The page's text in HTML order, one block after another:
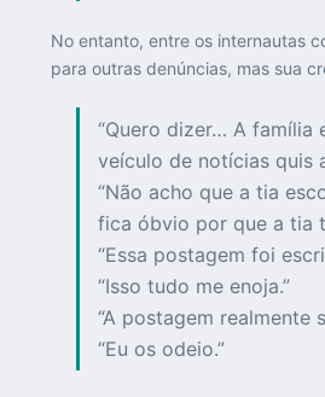
No entanto, entre os internautas
para outras denúncias, mas sua
“Quero dizer… A família
veículo de notícias quis
“Não acho que a tia
fica óbvio por que a tia
“Essa postagem foi
“Isso tudo me enoja.”
“A postagem realmente
“Eu os odeio.”